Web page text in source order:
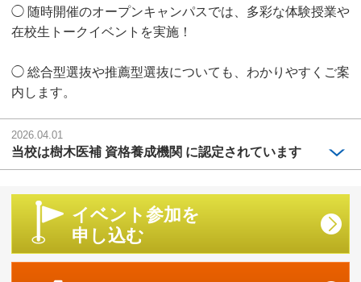
◯ 随時開催のオープンキャンパスでは、多彩な体験授業や
在校生トークイベントを実施！
◯ 総合型選抜や推薦型選抜についても、わかりやすくご案
内します。
2026.04.01
当校は樹木医補 資格養成機関 に認定されています
イベント参加を
申し込む